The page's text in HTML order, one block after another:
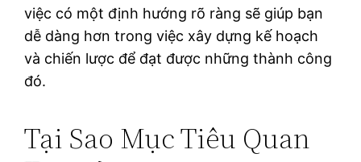
việc có một định hướng rõ ràng sẽ giúp bạn
dễ dàng hơn trong việc xây dựng kế hoạch
và chiến lược để đạt được những thành công
đó.
Tại Sao Mục Tiêu Quan